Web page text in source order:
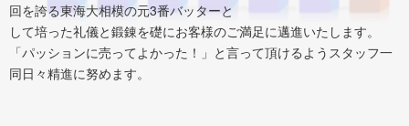
回を誇る東海大相模の元3番バッターと
して培った礼儀と鍛錬を礎にお客様のご満足に邁進いたします。
「パッションに売ってよかった！」と言って頂けるようスタッフ一
同日々精進に努めます。